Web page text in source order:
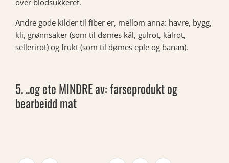
over blodsukkeret.
Andre gode kilder til fiber er, mellom anna: havre, bygg,
kli, grønnsaker (som til dømes kål, gulrot, kålrot,
sellerirot) og frukt (som til dømes eple og banan).
5. ..og ete MINDRE av: farseprodukt og
bearbeidd mat